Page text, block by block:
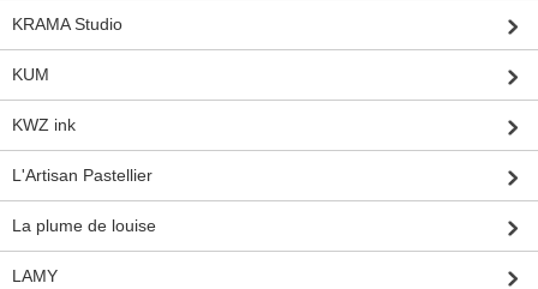
KRAMA Studio
KUM
KWZ ink
L'Artisan Pastellier
La plume de louise
LAMY